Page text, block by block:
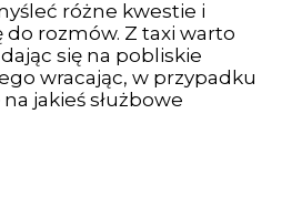
różne kwestie i
do rozmów. Z taxi warto
się na pobliskie
wracając, w przypadku
jakieś służbowe